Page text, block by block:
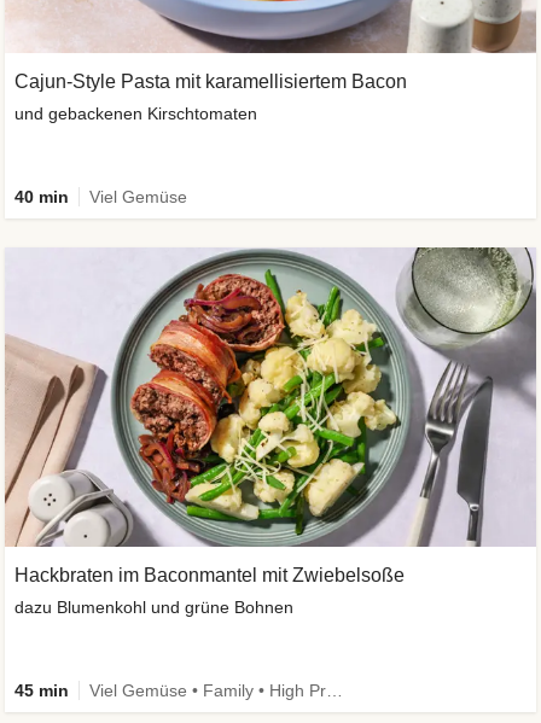
Cajun-Style Pasta mit karamellisiertem Bacon
und gebackenen Kirschtomaten
40 min Viel Gemüse
Hackbraten im Baconmantel mit Zwiebelsoße
dazu Blumenkohl und grüne Bohnen
45 min